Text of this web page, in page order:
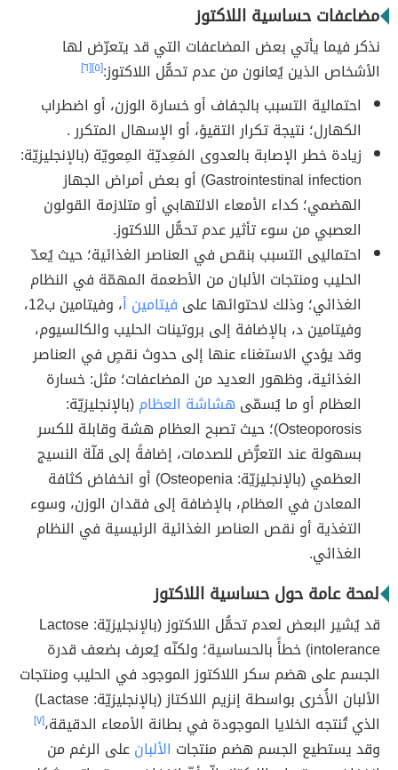
مضاعفات حساسية اللاكتوز
نذكر فيما يأتي بعض المضاعفات التي قد يتعرّض لها
الأشخاص الذين يُعانون من عدم تحمُّل اللاكتوز:[٥] [٦]
احتمالية التسبب بالجفاف أو خسارة الوزن، أو اضطراب
الكهارل؛ نتيجة تكرار التقيؤ، أو الإسهال المتكرر .
زيادة خطر الإصابة بالعدوى المَعِديّة المِعويّة (بالإنجليزيّة:
Gastrointestinal infection) أو بعض أمراض الجهاز
الهضمي؛ كداء الأمعاء الالتهابي أو متلازمة القولون
العصبي من سوء تأثير عدم تحمُّل اللاكتوز.
احتماليى التسبب بنقص في العناصر الغذائية؛ حيث يُعدّ
الحليب ومنتجات الألبان من الأطعمة المهمّة في النظام
الغذائي؛ وذلك لاحتوائها على فيتامين أ
، وفيتامين ب12،
وفيتامين د، بالإضافة إلى بروتينات الحليب والكالسيوم،
وقد يؤدي الاستغناء عنها إلى حدوث نقصٍ في العناصر
الغذائية، وظهور العديد من المضاعفات؛ مثل: خسارة
العظام أو ما يُسمّى هشاشة العظام(بالإنجليزيّة:
Osteoporosis)؛ حيث تصبح العظام هشة وقابلة للكسر
بسهولة عند التعرُّض للصدمات، إضافةً إلى قلّة النسيج
العظمي (بالإنجليزيّة: Osteopenia) أو انخفاض كثافة
المعادن في العظام، بالإضافة إلى فقدان الوزن، وسوء
التغذية أو نقص العناصر الغذائية الرئيسية في النظام
الغذائي.
لمحة عامة حول حساسية اللاكتوز
قد يُشير البعض لعدم تحمُّل اللاكتوز (بالإنجليزيّة: Lactose
intolerance) خطأً بالحساسية؛ ولكنّه يُعرف بضعف قدرة
الجسم على هضم سكر اللاكتوز الموجود في الحليب ومنتجات
الألبان الأُخرى بواسطة إنزيم اللاكتاز (بالإنجليزيّة: Lactase)
الذي تُنتجه الخلايا الموجودة في بطانة الأمعاء الدقيقة،[٧]
وقد يستطيع الجسم هضم منتجات الألبانعلى الرغم من